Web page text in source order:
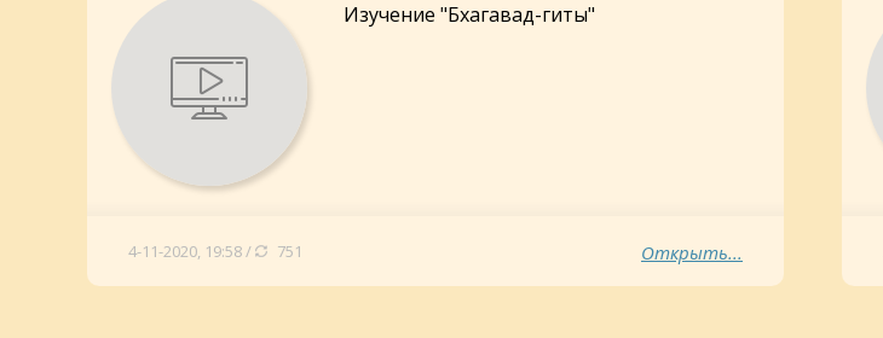
Изучение "Бхагавад-гиты"
4-11-2020, 19:58 / 751 Открыть...